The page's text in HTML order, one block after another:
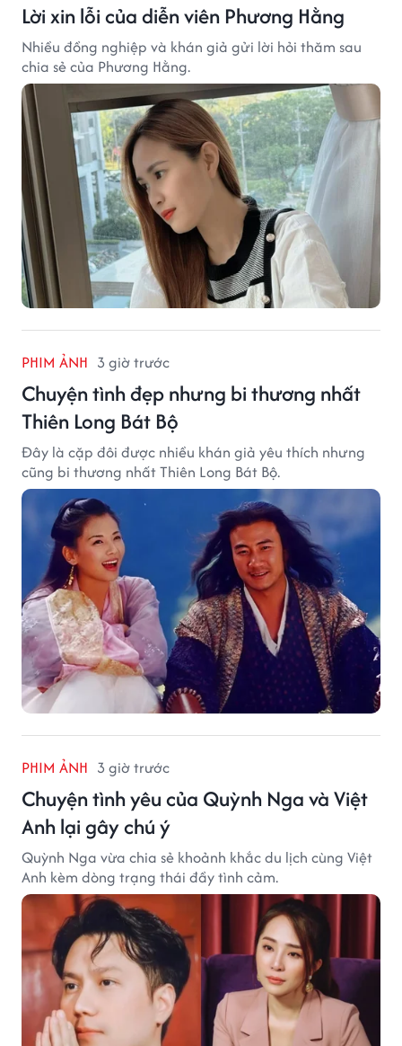
Lời xin lỗi của diễn viên Phương Hằng
Nhiều đồng nghiệp và khán giả gửi lời hỏi thăm sau
chia sẻ của Phương Hằng.
PHIM ẢNH 3 giờ trước
Chuyện tình đẹp nhưng bi thương nhất
Thiên Long Bát Bộ
Đây là cặp đôi được nhiều khán giả yêu thích nhưng
cũng bi thương nhất Thiên Long Bát Bộ.
PHIM ẢNH 3 giờ trước
Chuyện tình yêu của Quỳnh Nga và Việt
Anh lại gây chú ý
Quỳnh Nga vừa chia sẻ khoảnh khắc du lịch cùng Việt
Anh kèm dòng trạng thái đầy tình cảm.